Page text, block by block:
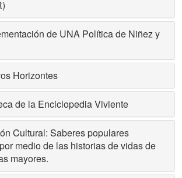
de UNA Política de Niñez y
Horizontes
de la Enciclopedia Viviente
Cultural: Saberes populares
medio de las historias de vidas de
mayores.